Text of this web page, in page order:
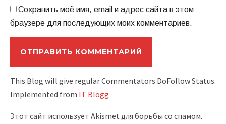
Сохранить моё имя, email и адрес сайта в этом
браузере для последующих моих комментариев.
This Blog will give regular Commentators DoFollow Status.
Implemented from IT Blögg
Этот сайт использует Akismet для борьбы со спамом.